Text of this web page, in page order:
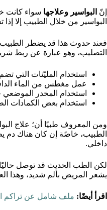
إنّ البواسير وعلاجها سواء كانت
البواسير من خلال الطبيب إلا
فعند حدوث هذا قد يضطر الطبيب
التصليب، وهو عبارة عن ربط
استخدام المليّنات التي
عمل مغطس من الماء
استخدام المخدر الموضعي
استخدام بعض الكمادات
ومن المعروف طبيًا أن؛ علاج
الطبيب، خاصًة إن كان هناك دم
داخلي.
لكن الطب الحديث قد توصل
يشعر المريض بألم شديد، وهذا
اقرأ أيضًا: ملف شامل عن تراكم